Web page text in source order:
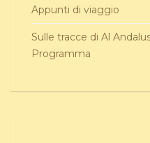
Appunti di viaggio
Sulle tracce di Al
Programma